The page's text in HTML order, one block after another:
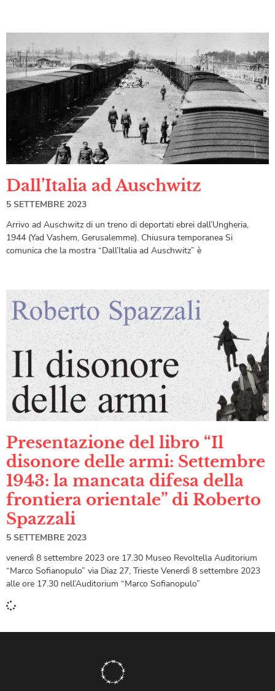
Dall’Italia ad Auschwitz
5 SETTEMBRE 2023
Arrivo ad Auschwitz di un treno di deportati ebrei dall’Ungheria,
1944 (Yad Vashem, Gerusalemme). Chiusura temporanea Si
comunica che la mostra “Dall’Italia ad Auschwitz” è
Presentazione del libro “Il
disonore delle armi: Settembre
1943: la mancata difesa della
frontiera orientale” di Roberto
Spazzali
5 SETTEMBRE 2023
venerdì 8 settembre 2023 ore 17.30 Museo Revoltella Auditorium
“Marco Sofianopulo” via Diaz 27, Trieste Venerdì 8 settembre 2023
alle ore 17.30 nell’Auditorium “Marco Sofianopulo”